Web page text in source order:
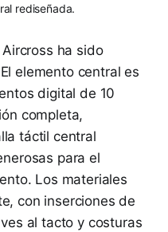
rediseñada.
ha sido
elemento central es
digital de 10
completa,
táctil central
para el
Los materiales
con inserciones de
al tacto y costuras